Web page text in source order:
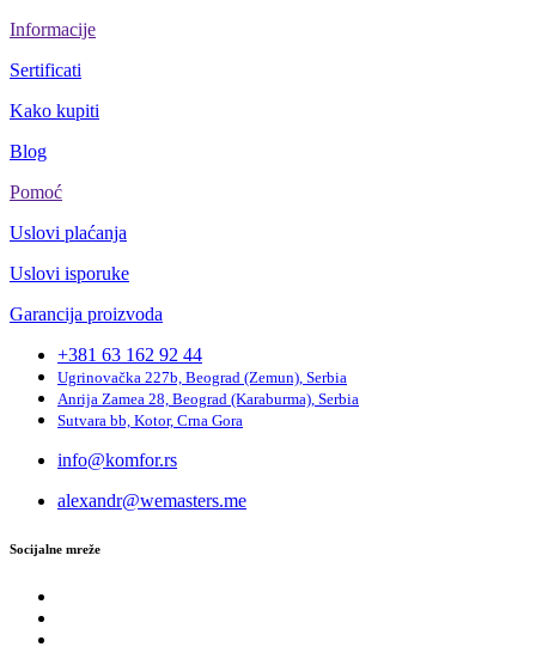
Informacije
Sertificati
Kako kupiti
Blog
Pomoć
Uslovi plaćanja
Uslovi isporuke
Garancija proizvoda
+381 63 162 92 44
Ugrinovačka 227b, Beograd (Zemun), Serbia
Anrija Zamea 28, Beograd (Karaburma), Serbia
Sutvara bb, Kotor, Crna Gora
info@komfor.rs
alexandr@wemasters.me
Socijalne mreže